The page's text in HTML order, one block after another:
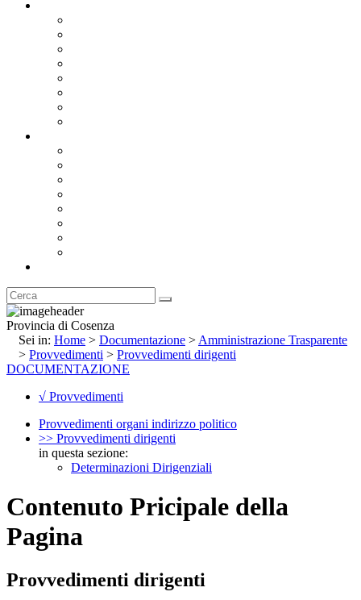
Provincia di Cosenza
Sei in: Home > Documentazione > Amministrazione Trasparente
> Provvedimenti > Provvedimenti dirigenti
DOCUMENTAZIONE
√ Provvedimenti
Provvedimenti organi indirizzo politico
>> Provvedimenti dirigenti
in questa sezione:
Determinazioni Dirigenziali
Contenuto Pricipale della
Pagina
Provvedimenti dirigenti